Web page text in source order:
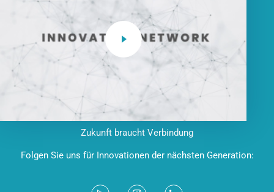
Zukunft braucht Verbindung
Folgen Sie uns für Innovationen der nächsten Generation: